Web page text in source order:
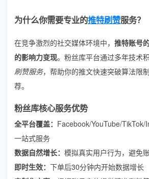
为什么你需要专业的推特刷赞服务？
在竞争激烈的社交媒体环境中， 推特账号
的影响力变现。粉丝库平台通过多年技术
刷赞服务，帮助你的推文快速突破算法限
荐。
粉丝库核心服务优势
全平台覆盖： Facebook/YouTube/
一站式服务
数据自然增长： 模拟真实用户行为，避免
即时生效： 下单后30分钟内开始数据增长